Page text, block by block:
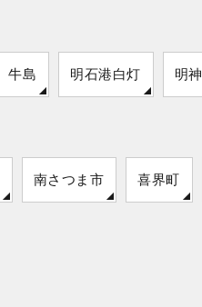
牛島 明石港白灯 明
南さつま市 喜界町